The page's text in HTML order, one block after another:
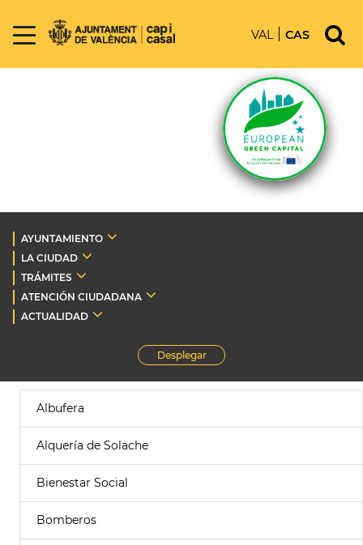
VAL CAS
AYUNTAMIENTO
LA CIUDAD
TRÁMITES
ATENCIÓN CIUDADANA
ACTUALIDAD
Desplegar
Albufera
Alquería de Solache
Bienestar Social
Bomberos